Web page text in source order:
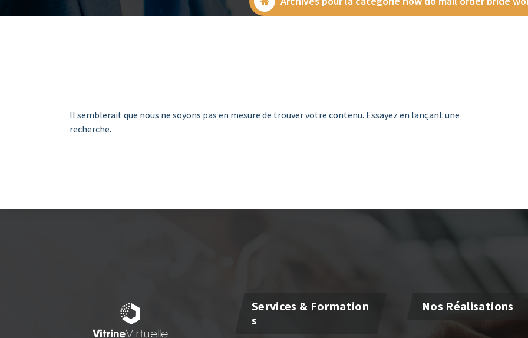
Il semblerait que nous ne soyons pas en mesure de trouver votre contenu. Essayez en lançant une
recherche.
Services & Formation
S
Nos Réalisations